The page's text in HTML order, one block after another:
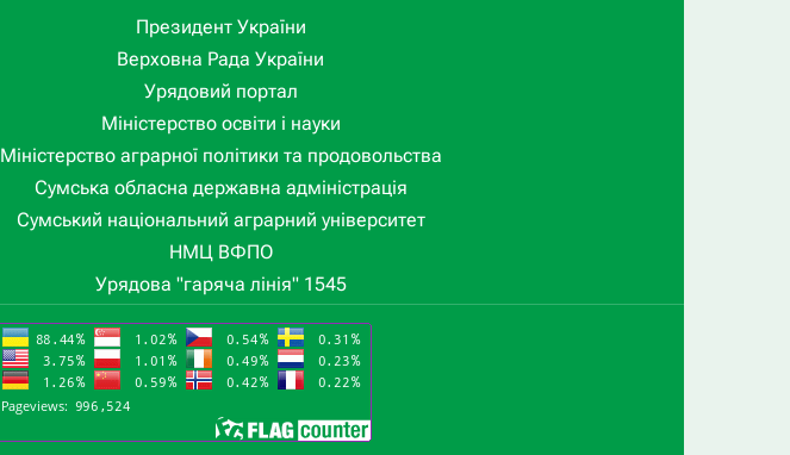
Президент України
Верховна Рада України
Урядовий портал
Міністерство освіти і науки
Міністерство аграрної політики та продовольства
Сумська обласна державна адміністрація
Сумський національний аграрний університет
НМЦ ВФПО
Урядова "гаряча лінія" 1545